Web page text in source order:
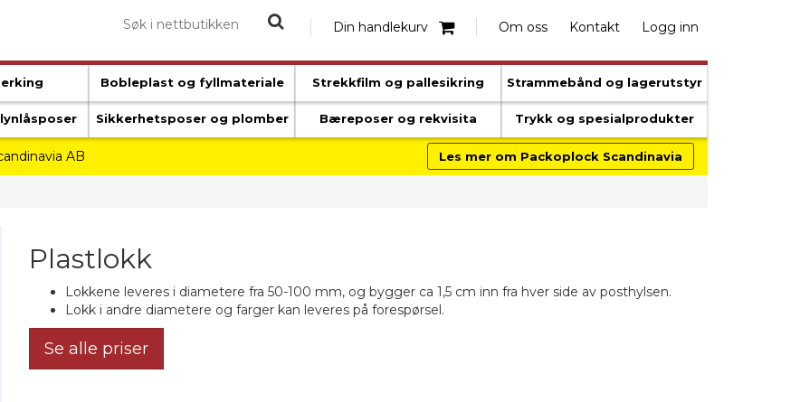
Din handlekurv Om oss Kontakt Logg inn
Bobleplast og fyllmateriale Strekkfilm og pallesikring Strammebånd og lagerutstyr
Sikkerhetsposer og plomber Bæreposer og rekvisita Trykk og spesialprodukter
AB Les mer om Packoplock Scandinavia
Plastlokk
Lokkene leveres i diametere fra 50-100 mm, og bygger ca 1,5 cm inn fra hver side av posthylsen.
Lokk i andre diametere og farger kan leveres på forespørsel.
Se alle priser